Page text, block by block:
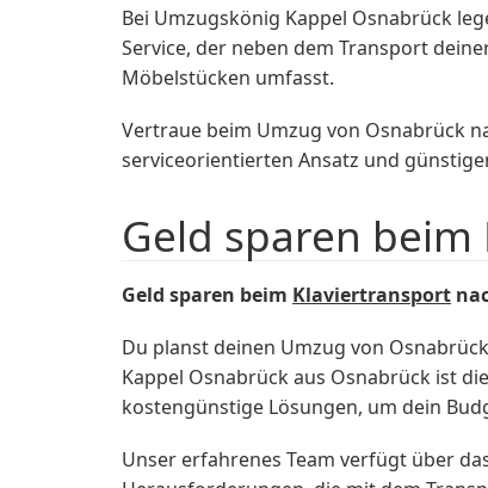
Bei Umzugskönig Kappel Osnabrück
Service, der neben dem Transport
Möbelstücken umfasst.
Vertraue beim Umzug von Osnabrück
serviceorientierten Ansatz und
Geld sparen
Geld sparen beim Klaviertransport
Du planst deinen Umzug von
Kappel Osnabrück aus Osnabrück ist
kostengünstige Lösungen, um dein
Unser erfahrenes Team verfügt über